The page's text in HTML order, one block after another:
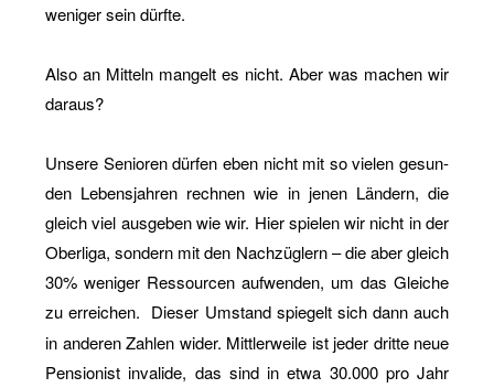
we­ni­ger sein dürf­te.
Also an Mit­teln man­gelt es nicht. Aber was ma­chen wir
dar­aus?
Un­se­re Se­nio­ren dür­fen eben nicht mit so vie­len ge­sun­
den Le­bens­jah­ren rech­nen wie in jenen Län­dern, die
gleich viel aus­ge­ben wie wir. Hier spie­len wir nicht in der
Ober­li­ga, son­dern mit den Nach­züg­lern – die aber gleich
30% we­ni­ger Res­sour­cen auf­wen­den, um das Glei­che
zu er­rei­chen. Die­ser Um­stand spie­gelt sich dann auch
in an­de­ren Zah­len wider. Mitt­ler­wei­le ist jeder drit­te neue
Pen­sio­nist in­va­li­de, das sind in etwa 30.000 pro Jahr